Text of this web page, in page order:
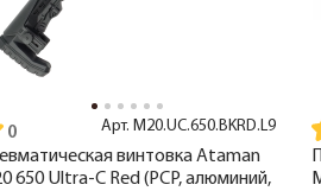
Арт. M20.UC.650.BKRD.L9
винтовка Ataman
650 Ultra-C Red (PCP, алюминий,